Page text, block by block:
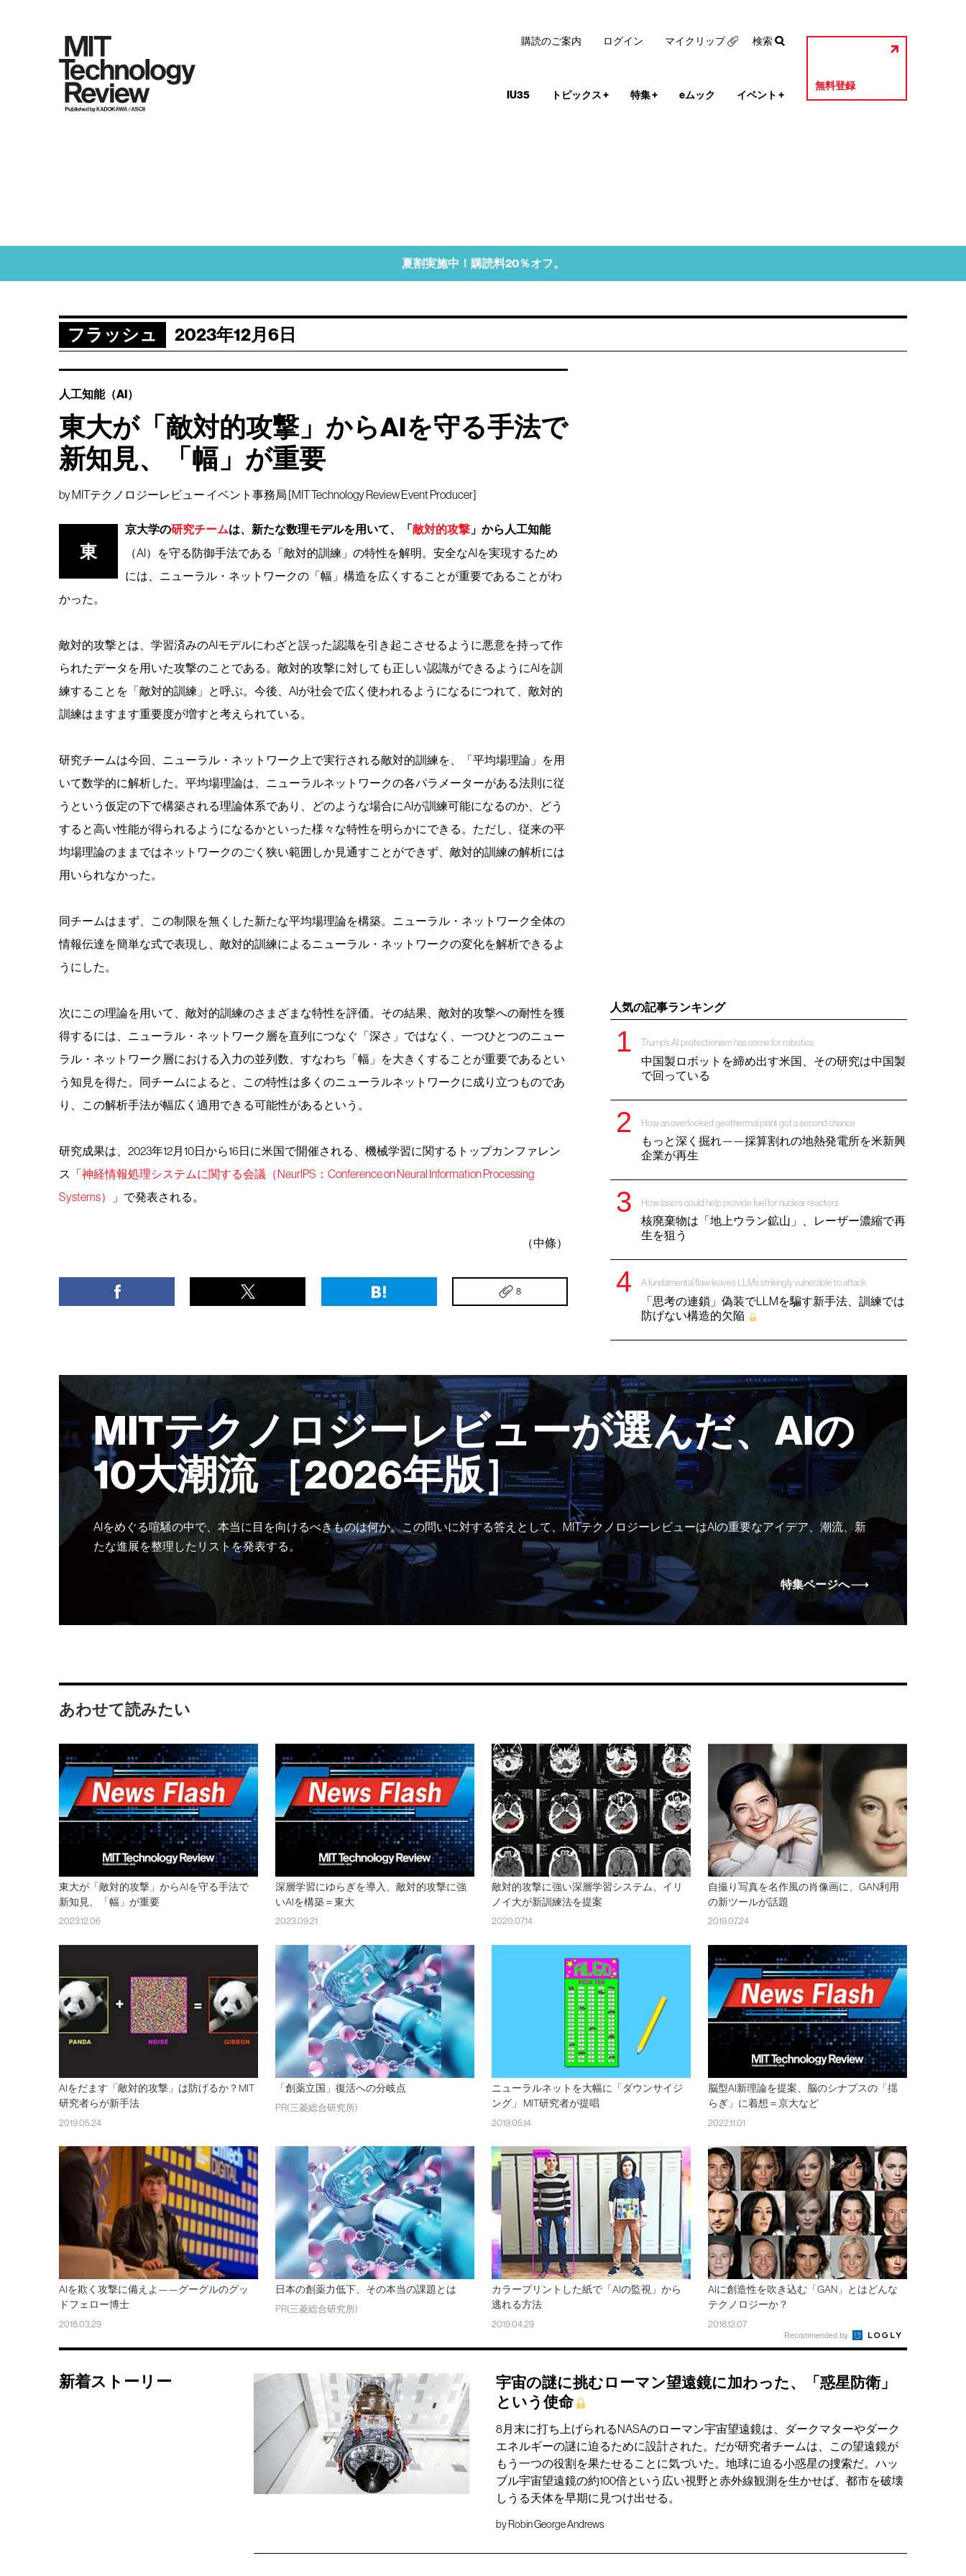
IU35 トピックス+ 特集+ eムック イベント +
無料登録
購読のご案内 ログイン マイクリップ 検索
夏割実施中！購読料20％オフ。
フラッシュ 2023年12月6日
人工知能（AI）
東大が「敵対的攻撃」からAIを守る手法で
新知見、「幅」が重要
byMITテクノロジーレビュー イベント事務局 [MIT Technology Review Event Producer]
東
京大学の研究チームは、新たな数理モデルを用いて、「敵対的攻撃」から人工知能
（AI）を守る防御手法である「敵対的訓練」の特性を解明。安全なAIを実現するため
には、ニューラル・ネットワークの「幅」構造を広くすることが重要であることがわ
かった。
敵対的攻撃とは、学習済みのAIモデルにわざと誤った認識を引き起こさせるように悪意を持って作
られたデータを用いた攻撃のことである。敵対的攻撃に対しても正しい認識ができるようにAIを訓
練することを「敵対的訓練」と呼ぶ。今後、AIが社会で広く使われるようになるにつれて、敵対的
訓練はますます重要度が増すと考えられている。
研究チームは今回、ニューラル・ネットワーク上で実行される敵対的訓練を、「平均場理論」を用
いて数学的に解析した。平均場理論は、ニューラルネットワークの各パラメーターがある法則に従
うという仮定の下で構築される理論体系であり、どのような場合にAIが訓練可能になるのか、どう
すると高い性能が得られるようになるかといった様々な特性を明らかにできる。ただし、従来の平
均場理論のままではネットワークのごく狭い範囲しか見通すことができず、敵対的訓練の解析には
用いられなかった。
同チームはまず、この制限を無くした新たな平均場理論を構築。ニューラル・ネットワーク全体の
情報伝達を簡単な式で表現し、敵対的訓練によるニューラル・ネットワークの変化を解析できるよ
うにした。
次にこの理論を用いて、敵対的訓練のさまざまな特性を評価。その結果、敵対的攻撃への耐性を獲
得するには、ニューラル・ネットワーク層を直列につなぐ「深さ」ではなく、一つひとつのニュー
ラル・ネットワーク層における入力の並列数、すなわち「幅」を大きくすることが重要であるとい
う知見を得た。同チームによると、この特性は多くのニューラルネットワークに成り立つものであ
り、この解析手法が幅広く適用できる可能性があるという。
研究成果は、2023年12月10日から16日に米国で開催される、機械学習に関するトップカンファレン
ス「神経情報処理システムに関する会議（NeurIPS：Conference on Neural Information Processing
Systems）
」で発表される。
（中條）
8
人気の記事ランキング
Trump’s AI protectionism has come for robotics
中国製ロボットを締め出す米国、その研究は中国製
で回っている
How an overlooked geothermal plant got a second chance
もっと深く掘れ——採算割れの地熱発電所を米新興
企業が再生
How lasers could help provide fuel for nuclear reactors
核廃棄物は「地上ウラン鉱山」、レーザー濃縮で再
生を狙う
A fundamental flaw leaves LLMs strikingly vulnerable to attack
「思考の連鎖」偽装でLLMを騙す新手法、訓練では
防げない構造的欠陥
MITテクノロジーレビューが選んだ、AIの
10大潮流 ［2026年版］
AIをめぐる喧騒の中で、本当に目を向けるべきものは何か。この問いに対する答えとして、MITテクノロジーレビューはAIの重要なアイデア、潮流、新
たな進展を整理したリストを発表する。
特集ページへ
あわせて読みたい
東大が「敵対的攻撃」からAIを守る手法で
新知見、「幅」が重要
2023.12.06
深層学習にゆらぎを導入、敵対的攻撃に強
いAIを構築＝東大
2023.09.21
敵対的攻撃に強い深層学習システム、イリ
ノイ大が新訓練法を提案
2020.07.14
自撮り写真を名作風の肖像画に、GAN利用
の新ツールが話題
2019.07.24
AIをだます「敵対的攻撃」は防げるか？MIT
研究者らが新手法
2019.05.24
「創薬立国」復活への分岐点
PR(三菱総合研究所)
ニューラルネットを大幅に「ダウンサイジ
ング」 MIT研究者が提唱
2019.05.14
脳型AI新理論を提案、脳のシナプスの「揺
らぎ」に着想＝京大など
2022.11.01
AIを欺く攻撃に備えよ——グーグルのグッ
ドフェロー博士
2018.03.29
日本の創薬力低下、その本当の課題とは
PR(三菱総合研究所)
カラープリントした紙で「AIの監視」から
逃れる方法
2019.04.29
AIに創造性を吹き込む「GAN」とはどんな
テクノロジーか？
2018.12.07
Recommended by
新着ストーリー
宇宙の謎に挑むローマン望遠鏡に加わった、「惑星防衛」
という使命
8月末に打ち上げられるNASAのローマン宇宙望遠鏡は、ダークマターやダーク
エネルギーの謎に迫るために設計された。だが研究者チームは、この望遠鏡が
もう一つの役割を果たせることに気づいた。地球に迫る小惑星の捜索だ。ハッ
ブル宇宙望遠鏡の約100倍という広い視野と赤外線観測を生かせば、都市を破壊
しうる天体を早期に見つけ出せる。
byRobin George Andrews